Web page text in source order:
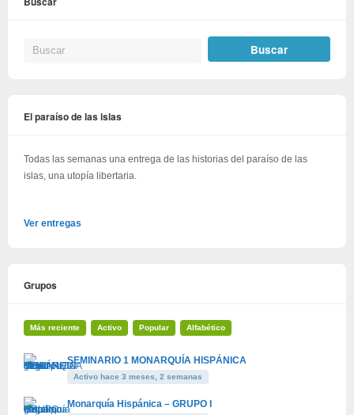
El paraíso de las islas
Todas las semanas una entrega de las historias del paraíso de las
islas, una utopía libertaria.
Ver entregas
Grupos
Más reciente Activo Popular Alfabético
SEMINARIO 1 MONARQUÍA HISPÁNICA
Activo hace 3 meses, 2 semanas
Monarquía Hispánica – GRUPO I